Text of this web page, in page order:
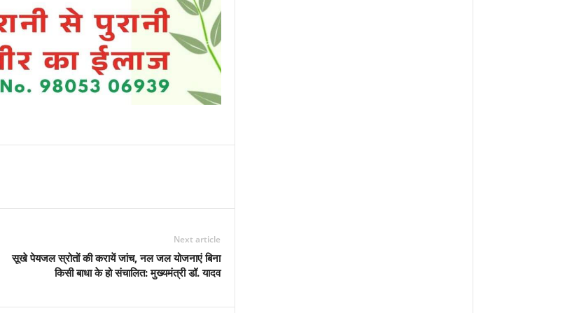
Next article
सूखे पेयजल स्रोतों की करायें जांच, नल जल योजनाएं बिना
किसी बाधा के हो संचालित: मुख्यमंत्री डॉ. यादव